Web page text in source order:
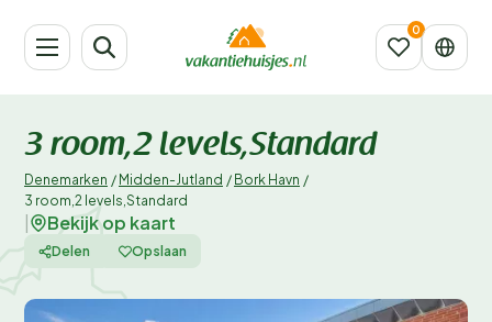
3 room,2 levels,Standard
Denemarken / Midden-Jutland / Bork Havn /
3 room,2 levels,Standard
Bekijk op kaart
Delen Opslaan